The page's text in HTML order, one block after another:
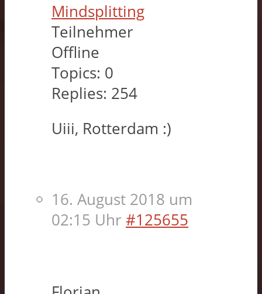
Mindsplitting
Teilnehmer
Offline
Topics: 0
Replies: 254
Uiii, Rotterdam :)
16. August 2018 um
02:15 Uhr #125655